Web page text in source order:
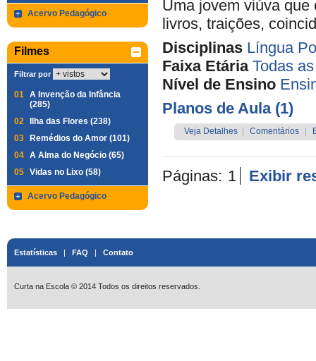
Acervo Pedagógico
Filmes
Filtrar por
01 A Invenção da Infância
(285)
02
Ilha das Flores (238)
03
Remédios do Amor (101)
04 A Alma do Negócio (65)
05 Vidas no Lixo (58)
Acervo Pedagógico
Uma jovem viúva
livros, traições,
Disciplinas Língua
Faixa Etária Todas
Nível de Ensino
Planos de Aula (1)
Veja Detalhes Comentários
Páginas: 1 Exibir
Estatísticas | FAQ | Contato
Curta na Escola © 2014 Todos os direitos reservados.